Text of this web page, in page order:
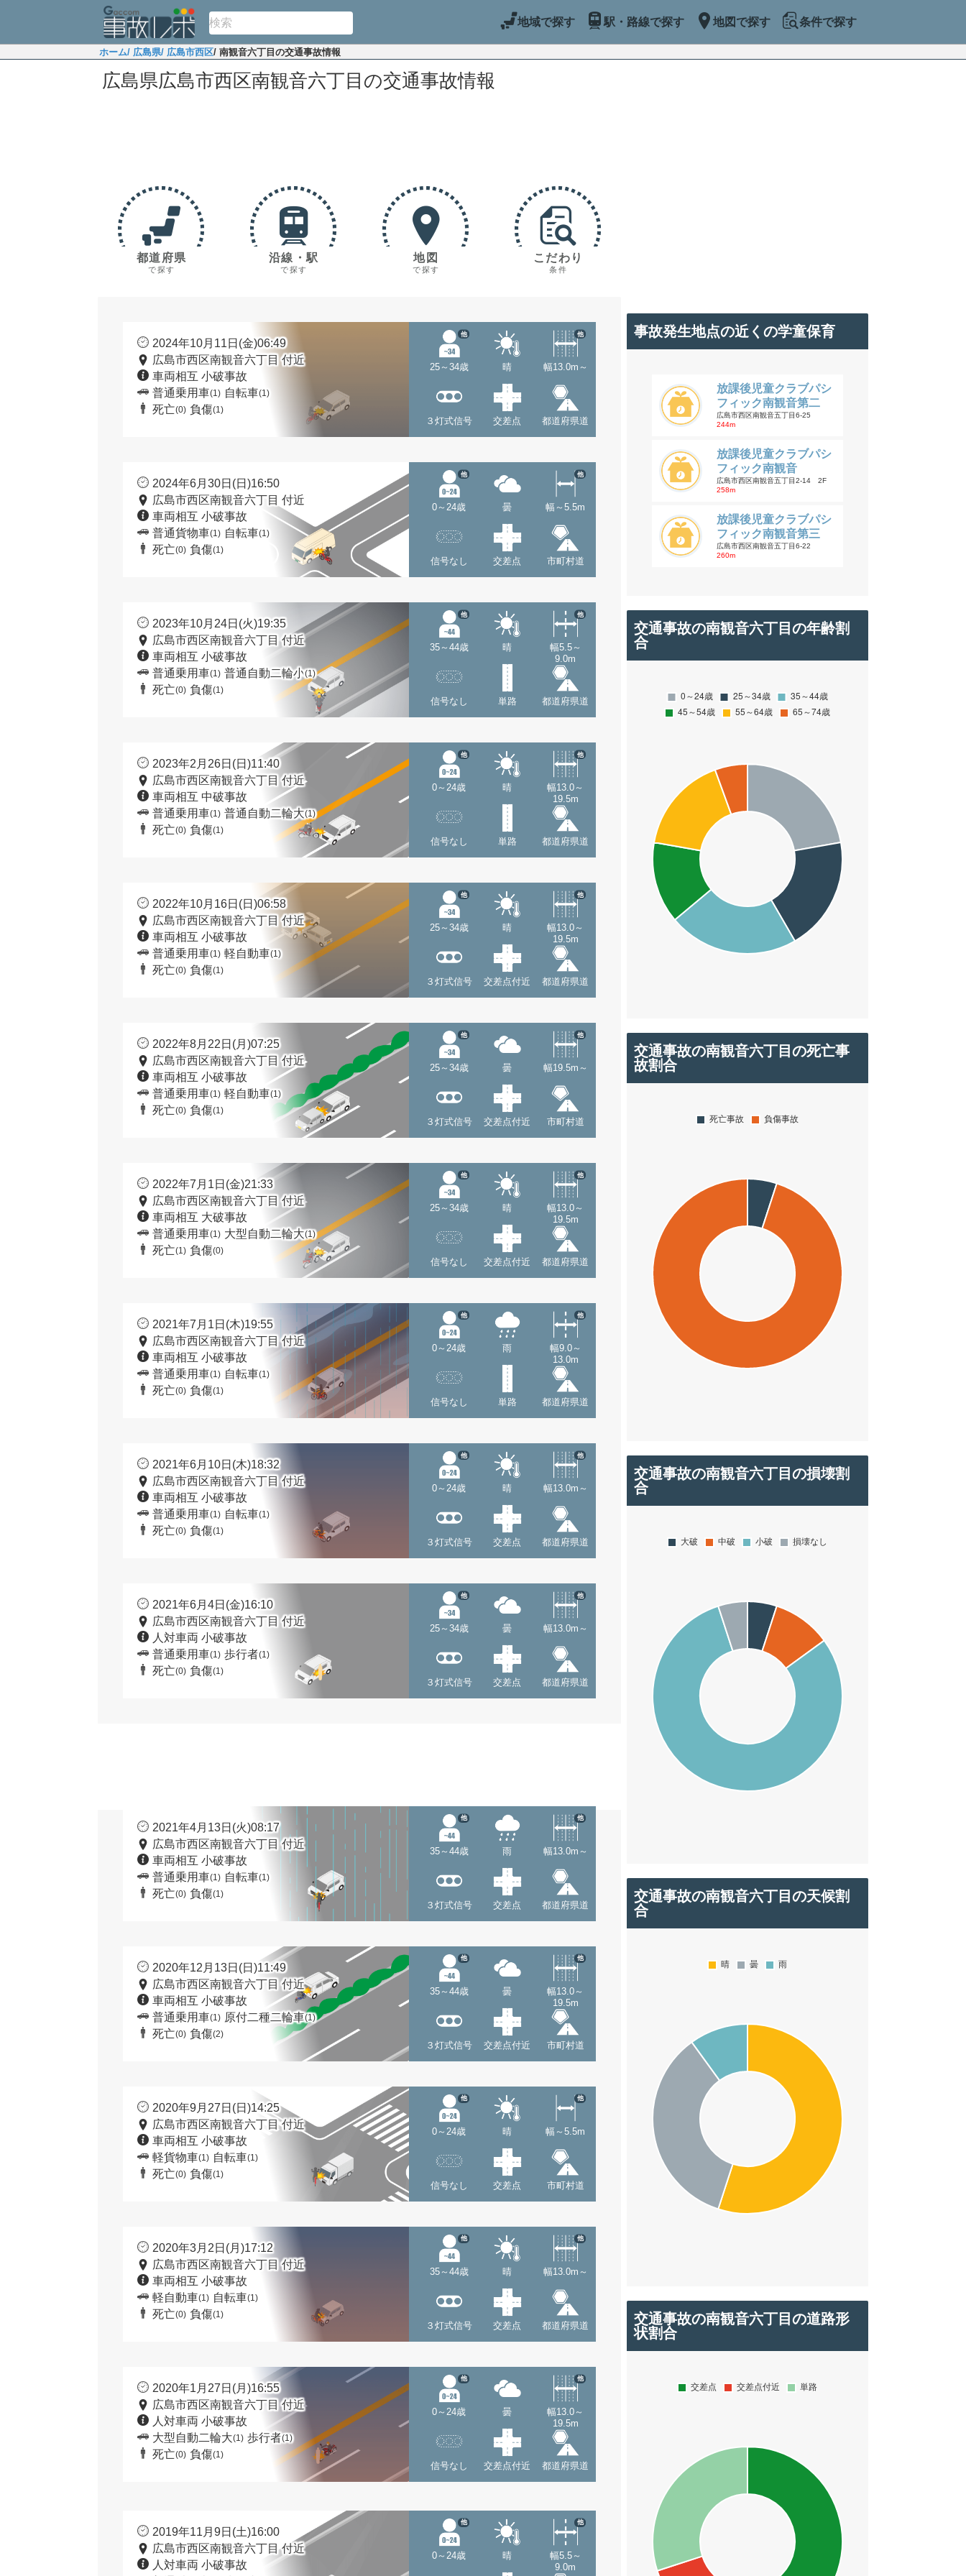
地域で探す 駅・路線で探す 地図で探す 条件で探す
ホーム/ 広島県/ 広島市西区/ 南観音六丁目の交通事故情報
広島県広島市西区南観音六丁目の交通事故情報
都道府県
で探す
沿線・駅
で探す
地図
で探す
こだわり
条件
2024年10月11日(金)06:49
広島市西区南観音六丁目 付近
車両相互 小破事故
普通乗用車(1) 自転車(1)
死亡(0) 負傷(1)
25～34歳
他
晴 幅13.0m～
他
３灯式信号 交差点 都道府県道
2024年6月30日(日)16:50
広島市西区南観音六丁目 付近
車両相互 小破事故
普通貨物車(1) 自転車(1)
死亡(0) 負傷(1)
0～24歳
他
曇 幅～5.5m
他
信号なし 交差点 市町村道
2023年10月24日(火)19:35
広島市西区南観音六丁目 付近
車両相互 小破事故
普通乗用車(1) 普通自動二輪小(1)
死亡(0) 負傷(1)
35～44歳
他
晴
幅5.5～
9.0m
他
信号なし 単路 都道府県道
2023年2月26日(日)11:40
広島市西区南観音六丁目 付近
車両相互 中破事故
普通乗用車(1) 普通自動二輪大(1)
死亡(0) 負傷(1)
0～24歳
他
晴
幅13.0～
19.5m
他
信号なし 単路 都道府県道
2022年10月16日(日)06:58
広島市西区南観音六丁目 付近
車両相互 小破事故
普通乗用車(1) 軽自動車(1)
死亡(0) 負傷(1)
25～34歳
他
晴
幅13.0～
19.5m
他
３灯式信号 交差点付近 都道府県道
2022年8月22日(月)07:25
広島市西区南観音六丁目 付近
車両相互 小破事故
普通乗用車(1) 軽自動車(1)
死亡(0) 負傷(1)
25～34歳
他
曇 幅19.5m～
他
３灯式信号 交差点付近 市町村道
2022年7月1日(金)21:33
広島市西区南観音六丁目 付近
車両相互 大破事故
普通乗用車(1) 大型自動二輪大(1)
死亡(1) 負傷(0)
25～34歳
他
晴
幅13.0～
19.5m
他
信号なし 交差点付近 都道府県道
2021年7月1日(木)19:55
広島市西区南観音六丁目 付近
車両相互 小破事故
普通乗用車(1) 自転車(1)
死亡(0) 負傷(1)
0～24歳
他
雨
幅9.0～
13.0m
他
信号なし 単路 都道府県道
2021年6月10日(木)18:32
広島市西区南観音六丁目 付近
車両相互 小破事故
普通乗用車(1) 自転車(1)
死亡(0) 負傷(1)
0～24歳
他
晴 幅13.0m～
他
３灯式信号 交差点 都道府県道
2021年6月4日(金)16:10
広島市西区南観音六丁目 付近
人対車両 小破事故
普通乗用車(1) 歩行者(1)
死亡(0) 負傷(1)
25～34歳
他
曇 幅13.0m～
他
３灯式信号 交差点 都道府県道
2021年4月13日(火)08:17
広島市西区南観音六丁目 付近
車両相互 小破事故
普通乗用車(1) 自転車(1)
死亡(0) 負傷(1)
35～44歳
他
雨 幅13.0m～
他
３灯式信号 交差点 都道府県道
2020年12月13日(日)11:49
広島市西区南観音六丁目 付近
車両相互 小破事故
普通乗用車(1) 原付二種二輪車(1)
死亡(0) 負傷(2)
35～44歳
他
曇
幅13.0～
19.5m
他
３灯式信号 交差点付近 市町村道
2020年9月27日(日)14:25
広島市西区南観音六丁目 付近
車両相互 小破事故
軽貨物車(1) 自転車(1)
死亡(0) 負傷(1)
0～24歳
他
晴 幅～5.5m
他
信号なし 交差点 市町村道
2020年3月2日(月)17:12
広島市西区南観音六丁目 付近
車両相互 小破事故
軽自動車(1) 自転車(1)
死亡(0) 負傷(1)
35～44歳
他
晴 幅13.0m～
他
３灯式信号 交差点 都道府県道
2020年1月27日(月)16:55
広島市西区南観音六丁目 付近
人対車両 小破事故
大型自動二輪大(1) 歩行者(1)
死亡(0) 負傷(1)
0～24歳
他
曇
幅13.0～
19.5m
他
信号なし 交差点付近 都道府県道
2019年11月9日(土)16:00
広島市西区南観音六丁目 付近
人対車両 小破事故
0～24歳
他
晴
幅5.5～
9.0m
他
事故発生地点の近くの学童保育
放課後児童クラブパシ
フィック南観音第二
広島市西区南観音五丁目6-25
244m
放課後児童クラブパシ
フィック南観音
広島市西区南観音五丁目2-14 2F
258m
放課後児童クラブパシ
フィック南観音第三
広島市西区南観音五丁目6-22
260m
交通事故の南観音六丁目の年齢割
合
交通事故の南観音六丁目の死亡事
故割合
交通事故の南観音六丁目の損壊割
合
交通事故の南観音六丁目の天候割
合
交通事故の南観音六丁目の道路形
状割合